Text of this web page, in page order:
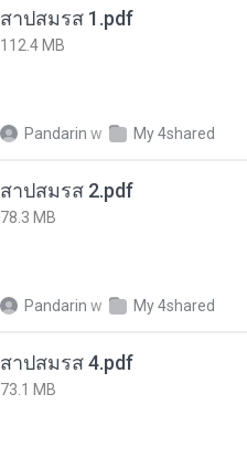
สาปสมรส 1.pdf
112.4 MB
Pandarin w My 4shared
สาปสมรส 2.pdf
78.3 MB
Pandarin w My 4shared
สาปสมรส 4.pdf
73.1 MB